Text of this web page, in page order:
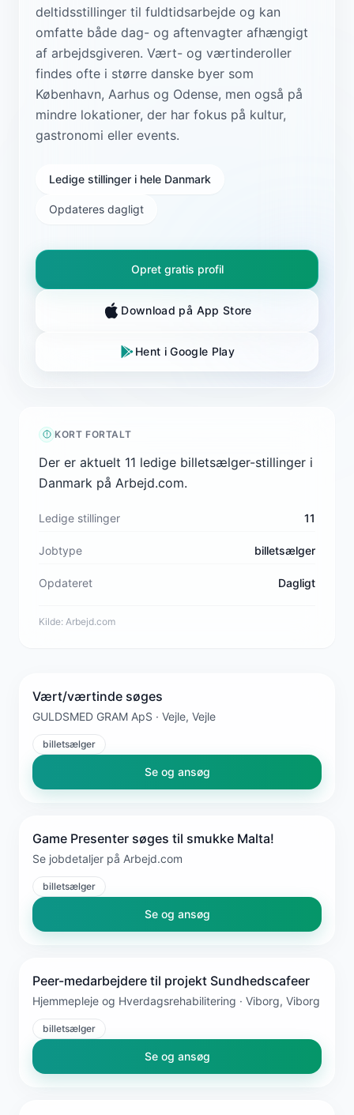
deltidsstillinger til fuldtidsarbejde og kan
omfatte både dag- og aftenvagter afhængigt
af arbejdsgiveren. Vært- og værtinderoller
findes ofte i større danske byer som
København, Aarhus og Odense, men også på
mindre lokationer, der har fokus på kultur,
gastronomi eller events.
Ledige stillinger i hele Danmark
Opdateres dagligt
Opret gratis profil
Download på App Store
Hent i Google Play
KORT FORTALT
Der er aktuelt 11 ledige billetsælger-stillinger i
Danmark på Arbejd.com.
Ledige stillinger 11
Jobtype billetsælger
Opdateret Dagligt
Kilde: Arbejd.com
Vært/værtinde søges
GULDSMED GRAM ApS · Vejle, Vejle
billetsælger
Se og ansøg
Game Presenter søges til smukke Malta!
Se jobdetaljer på Arbejd.com
billetsælger
Se og ansøg
Peer-medarbejdere til projekt Sundhedscafeer
Hjemmepleje og Hverdagsrehabilitering · Viborg, Viborg
billetsælger
Se og ansøg